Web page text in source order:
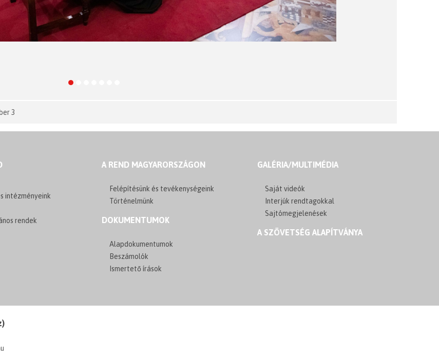
3
intézményeink
rendek
A REND MAGYARORSZÁGON
Felépítésünk és tevékenységeink
Történelmünk
DOKUMENTUMOK
Alapdokumentumok
Beszámolók
Ismertető írások
GALÉRIA/MULTIMÉDIA
Saját videók
Interjúk rendtagokkal
Sajtómegjelenések
A SZÖVETSÉG ALAPÍTVÁNYA